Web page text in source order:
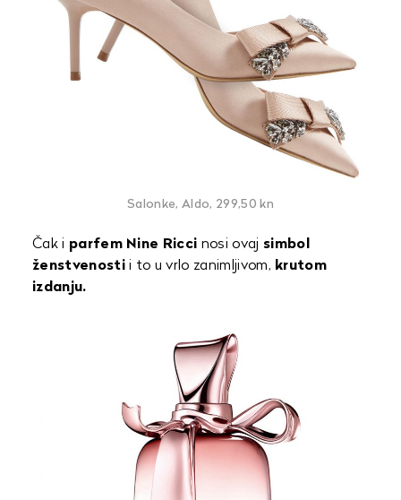
Salonke, Aldo, 299,50 kn
Čak i parfem Nine Ricci nosi ovaj simbol
ženstvenostii to u vrlo zanimljivom, krutom
izdanju.